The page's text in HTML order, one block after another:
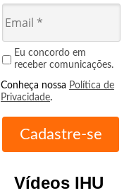
Eu concordo em
receber comunicações.
Conheça nossa Política de
Privacidade.
Vídeos IHU